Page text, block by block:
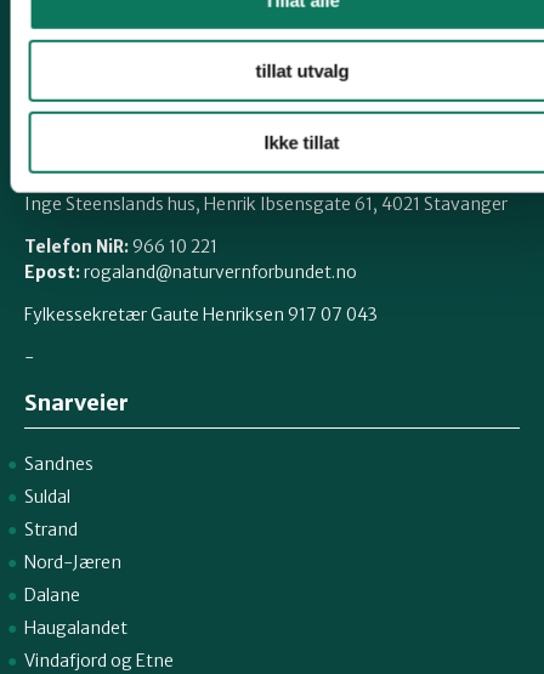
tillat utvalg
Ikke tillat
Mostun natursenter, Henrik Ibsensgate 59, 4021
Stavanger.
Inge Steenslands hus, Henrik Ibsensgate 61, 4021 Stavanger
Telefon NiR:966 10 221
Epost:rogaland@naturvernforbundet.no
Fylkessekretær Gaute Henriksen 917 07 043
-
Snarveier
Sandnes
Suldal
Strand
Nord-Jæren
Dalane
Haugalandet
Vindafjord og Etne